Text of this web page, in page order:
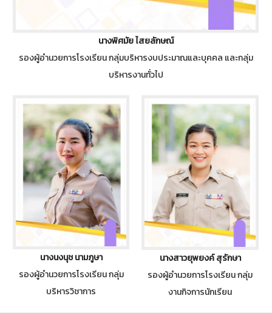
นางพิศมัย ไสยลักษณ์
รองผู้อำนวยการโรงเรียน กลุ่มบริหารงบประมาณและบุคคล และกลุ่ม
บริหารงานทั่วไป
นางนงนุช นามภูษา
รองผู้อำนวยการโรงเรียน กลุ่ม
บริหารวิชาการ
นางสาวยุพยงค์ สุรักษา
รองผู้อำนวยการโรงเรียน กลุ่ม
งานกิจการนักเรียน